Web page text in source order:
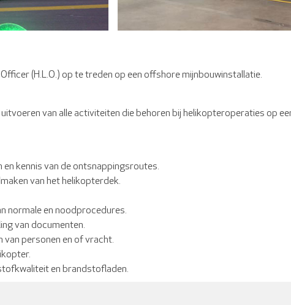
(H.L.O.) op te treden op een offshore mijnbouwinstallatie.
van alle activiteiten die behoren bij helikopteroperaties op
kennis van de ontsnappingsroutes.
van het helikopterdek.
normale en noodprocedures.
van documenten.
personen en of vracht.
en brandstofladen.